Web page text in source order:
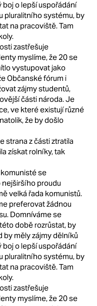
o lepší uspořádání
pluralitního systému, by
na pracoviště. Tam
zastřešuje
myslíme, že 20 se
vystupovat jako
Občanské fórum i
zájmy studentů,
části národa. Je
ve které existují různé
že by došlo
strana z části ztratila
získat rolníky, tak
se
proudu
velká řada komunistů.
preferovat žádnou
Domníváme se
době rozrůstat, by
by měly zájmy dělníků
o lepší uspořádání
pluralitního systému, by
na pracoviště. Tam
zastřešuje
myslíme, že 20 se